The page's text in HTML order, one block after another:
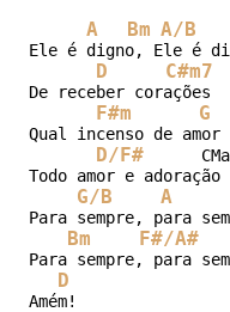
A Bm A/B
Ele é digno, Ele é
D C#m7
De receber corações
F#m G
Qual incenso de amor
D/F#
Todo amor e adoração
G/B A
Para sempre, para
Bm F#/A#
Para sempre, para
D
Amém!